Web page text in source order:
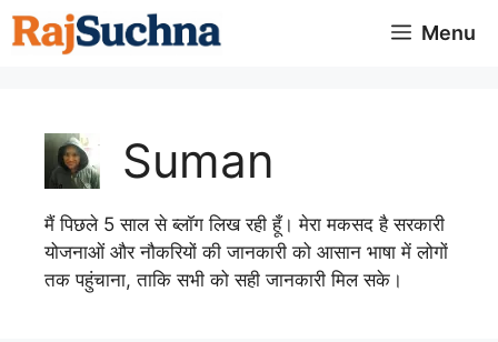
Skip
to
Menu
Suman
मैं पिछले 5 साल से ब्लॉग लिख रही हूँ। मेरा मकसद है सरकारी
योजनाओं और नौकरियों की जानकारी को आसान भाषा में लोगों
तक पहुंचाना, ताकि सभी को सही जानकारी मिल सके।